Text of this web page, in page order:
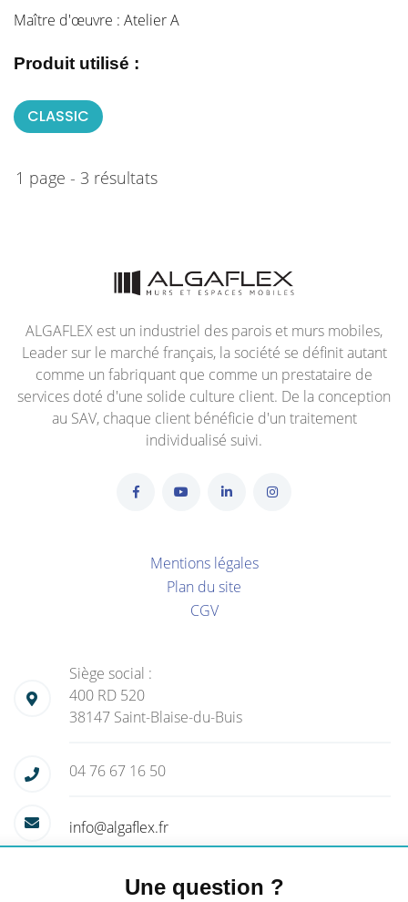
Maître d'œuvre : Atelier A
Produit utilisé :
CLASSIC
1 page - 3 résultats
ALGAFLEX est un industriel des parois et murs mobiles,
Leader sur le marché français, la société se définit autant
comme un fabriquant que comme un prestataire de
services doté d'une solide culture client. De la conception
au SAV, chaque client bénéficie d'un traitement
individualisé suivi.
Mentions légales
Plan du site
CGV
Une question ?
Siège social :
400 RD 520
38147 Saint-Blaise-du-Buis
04 76 67 16 50
info@algaflex.fr